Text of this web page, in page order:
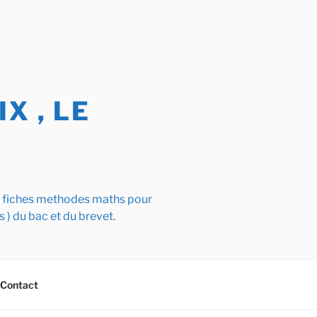
, LE
methodes maths pour
) du bac et du brevet.
Contact